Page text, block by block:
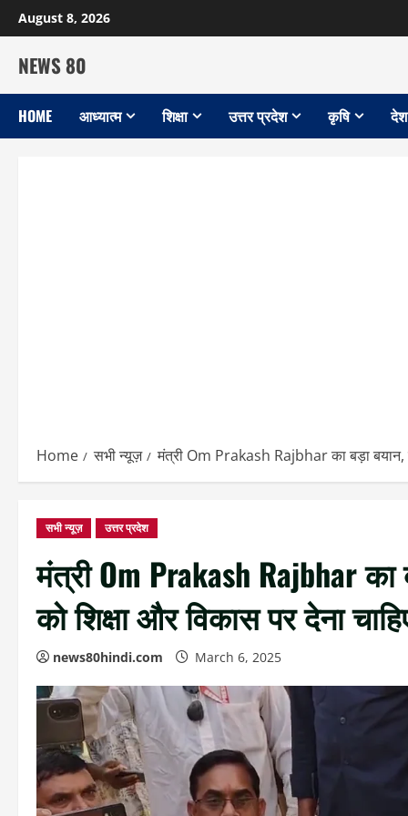
Skip
to
content
August 8, 2026
NEWS 80
HOME आध्यात्म शिक्षा उत्तर प्रदेश कृषि
Home सभी न्यूज़ मंत्री Om Prakash Rajbhar का बड़ा बयान,
सभी न्यूज़ उत्तर प्रदेश
मंत्री Om Prakash Rajbhar
को शिक्षा और विकास पर देना
news80hindi.com March 6, 2025